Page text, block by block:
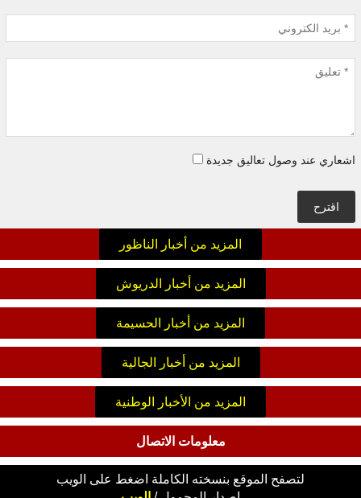
اشعاري عند وصول تعاليق جديدة
اقترح
المزيد من أخبار الناظور
المزيد من أخبار الدريوش
المزيد من أخبار الحسيمة
المزيد من أخبار الجالية
المزيد من الأخبار الوطنية
معلومات الاتصال
لتصفح الموقع بنسخته الكاملة اضغط على الويب